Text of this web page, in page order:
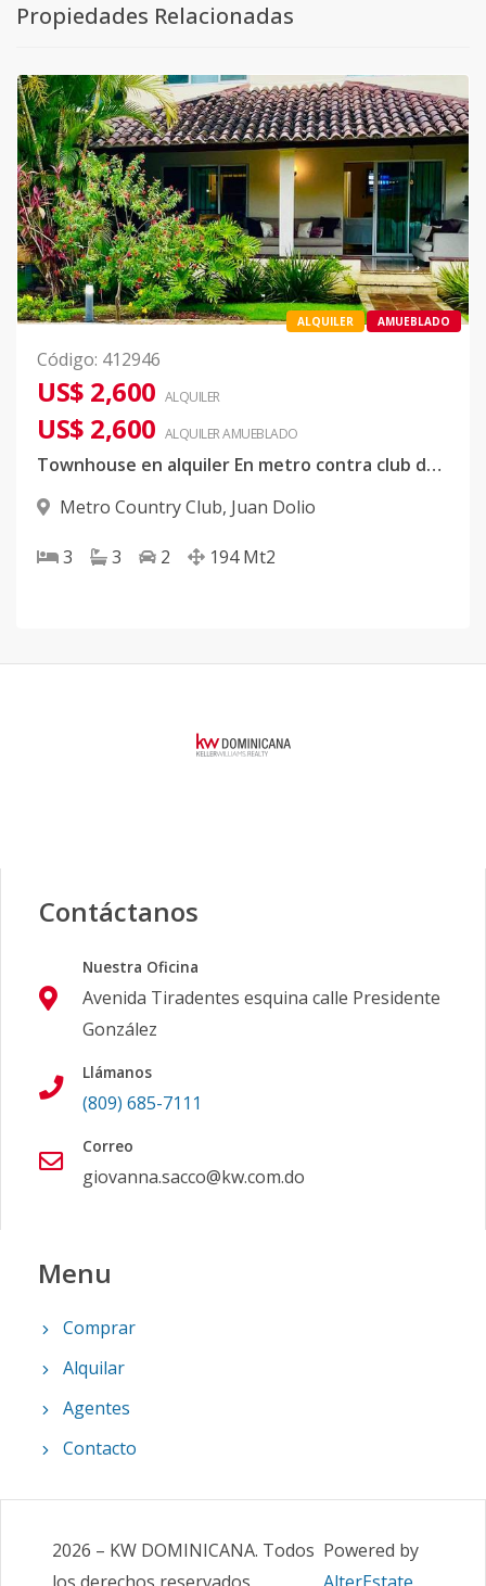
Propiedades Relacionadas
ALQUILER AMUEBLADO
Código: 412946
US$ 2,600 ALQUILER
US$ 2,600 ALQUILERAMUEBLADO
Townhouse en alquiler En metro contra club de 3 habitaciones
Metro Country Club, Juan Dolio
3 3 2 194 Mt2
Contáctanos
Nuestra Oficina
Avenida Tiradentes esquina calle Presidente
González
Llámanos
(809) 685-7111
Correo
giovanna.sacco@kw.com.do
Menu
Comprar
Alquilar
Agentes
Contacto
2026 – KW DOMINICANA. Todos Powered by